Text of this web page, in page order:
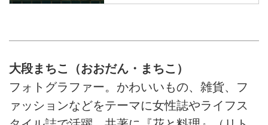
大段まちこ（おおだん・まちこ）
フォトグラファー。かわいいもの、雑貨、フ
ァッションなどをテーマに女性誌やライフス